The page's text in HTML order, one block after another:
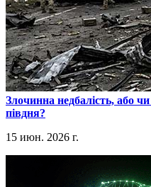
​Злочинна недбалість, або
півдня?
15 июн. 2026 г.